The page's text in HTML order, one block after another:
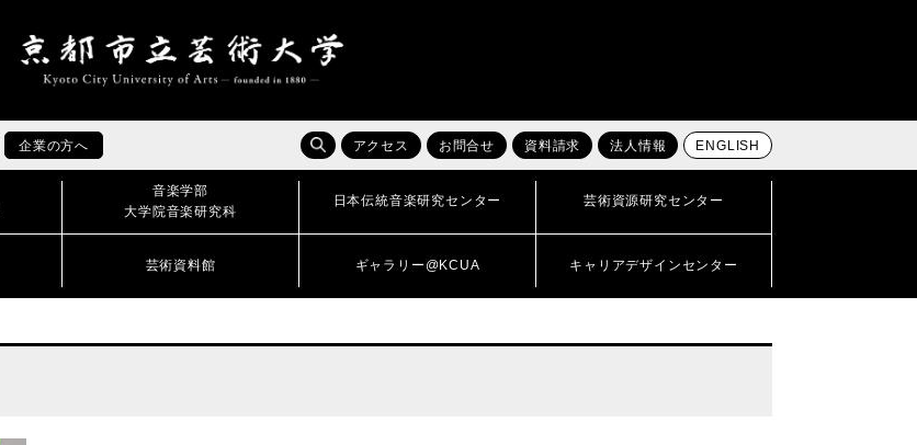
企業の方へ アクセス お問合せ 資料請求 法人情報 ENGLISH
音楽学部
大学院音楽研究科
日本伝統音楽研究センター 芸術資源研究センター
芸術資料館 ギャラリー@KCUA キャリアデザインセンター